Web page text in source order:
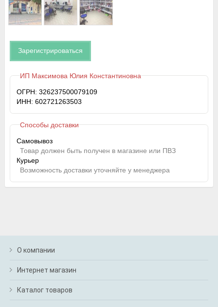
Зарегистрироваться
ИП Максимова Юлия Константиновна
ОГРН: 326237500079109
ИНН: 602721263503
Способы доставки
Самовывоз
Товар должен быть получен в магазине или ПВЗ
Курьер
Возможность доставки уточняйте у менеджера
О компании
Интернет магазин
Каталог товаров